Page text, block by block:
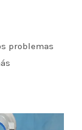
problemas